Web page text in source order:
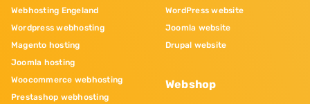
Webhosting Engeland
Wordpress webhosting
Magento hosting
Joomla hosting
Woocommerce webhosting
Prestashop webhosting
WordPress website
Joomla website
Drupal website
Webshop